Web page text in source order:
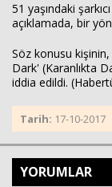
51 yaşındaki
açıklamada, bir
Söz konusu
Dark' (Karanlıkta
iddia edildi.
Tarih: 17-10-2017
YORUMLAR